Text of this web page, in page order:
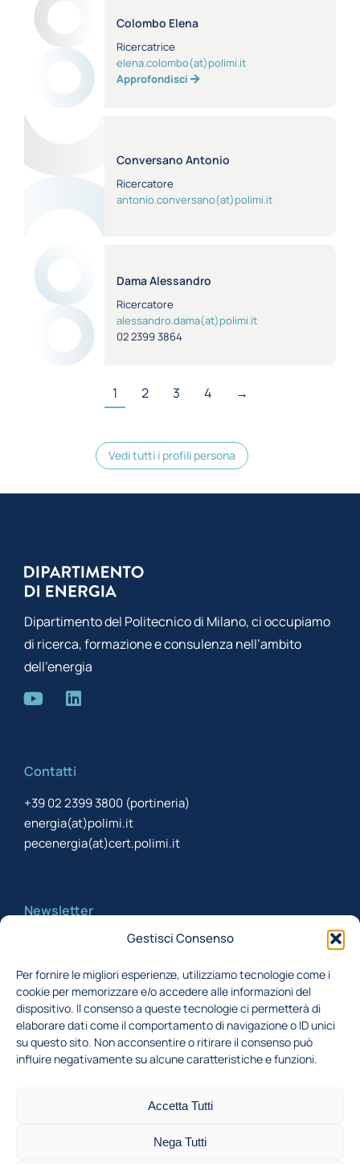
Gestisci Consenso
Per fornire le migliori esperienze, utilizziamo tecnologie come i
cookie per memorizzare e/o accedere alle informazioni del
dispositivo. Il consenso a queste tecnologie ci permetterà di
elaborare dati come il comportamento di navigazione o ID unici
su questo sito. Non acconsentire o ritirare il consenso può
influire negativamente su alcune caratteristiche e funzioni.
Accetta Tutti
Nega Tutti
Colombo Elena
Ricercatrice
elena.colombo(at)polimi.it
Approfondisci
Conversano Antonio
Ricercatore
antonio.conversano(at)polimi.it
Dama Alessandro
Ricercatore
alessandro.dama(at)polimi.it
02 2399 3864
1 2 3 4 →
Vedi tutti i profili persona
Dipartimento del Politecnico di Milano, ci occupiamo
di ricerca, formazione e consulenza nell’ambito
dell’energia
Contatti
+39 02 2399 3800 (portineria)
energia(at)polimi.it
pecenergia(at)cert.polimi.it
Newsletter
Iscriviti alla newsletter per rimanere aggiornato
Acconsento al trattamento dei miei dati,
secondo la Finalità 1 indicata nell'informativa
privacy